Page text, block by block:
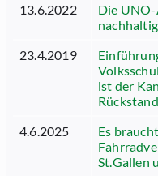
13.6.2022
Die
23.4.2019
ist der
4.6.2025
Es
St.Gallen